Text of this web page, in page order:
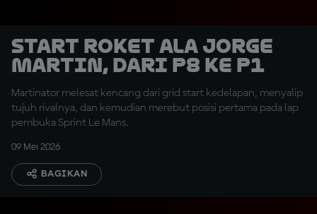
Start Roket ala Jorge
Martin, dari P8 ke P1
Martinator melesat kencang dari grid start kedelapan, menyalip
tujuh rivalnya, dan kemudian merebut posisi pertama pada lap
pembuka Sprint Le Mans.
09 Mei 2026
BAGIKAN